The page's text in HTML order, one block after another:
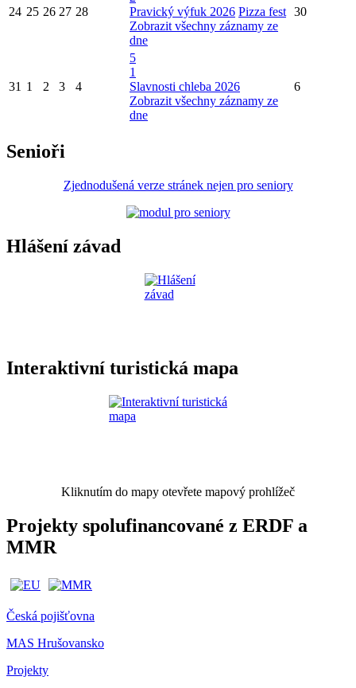
24 25 26 27 28
Pravický výfuk 2026 Pizza fest
Zobrazit všechny záznamy ze
dne
30
31 1 2 3 4
5
1
Slavnosti chleba 2026
Zobrazit všechny záznamy ze
dne
6
Senioři
Zjednodušená verze stránek nejen pro seniory
Hlášení závad
Interaktivní turistická mapa
Kliknutím do mapy otevřete mapový prohlížeč
Projekty spolufinancované z ERDF a
MMR
Česká pojišťovna
MAS Hrušovansko
Projekty